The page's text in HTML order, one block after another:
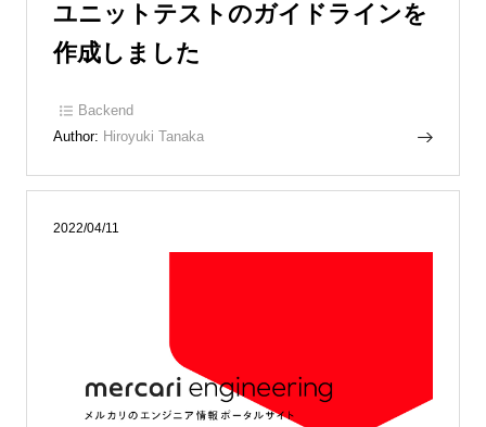
ユニットテストのガイドラインを
作成しました
Backend
Author: Hiroyuki Tanaka
2022/04/11